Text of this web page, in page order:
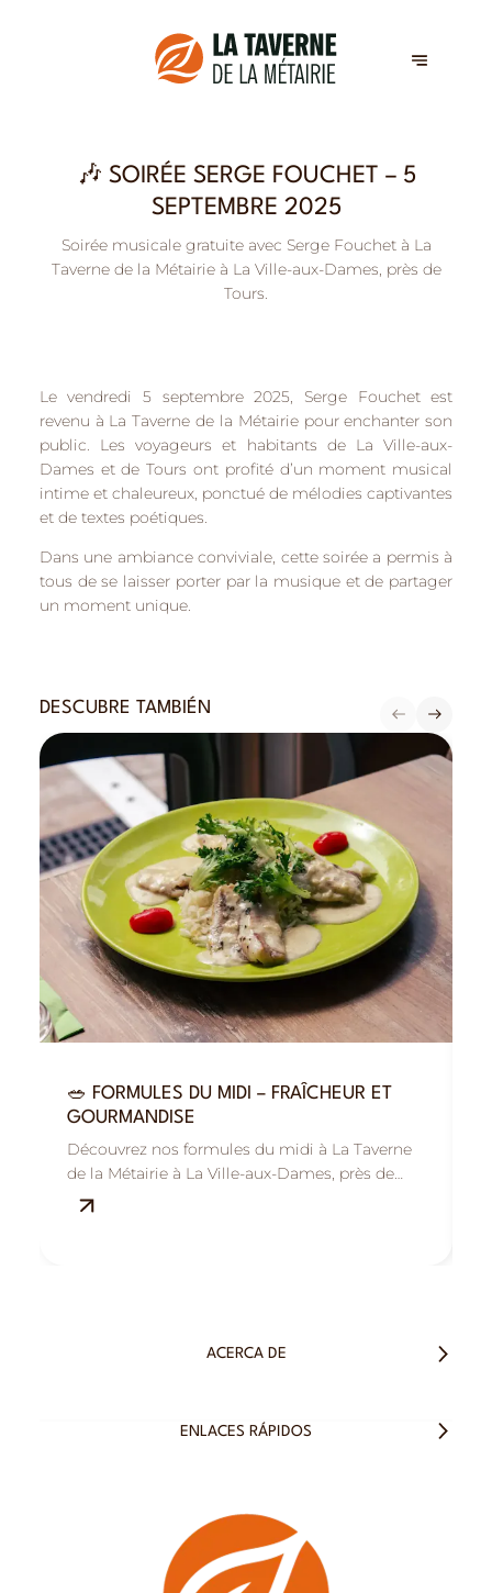
🎶 SOIRÉE SERGE FOUCHET – 5
SEPTEMBRE 2025
Soirée musicale gratuite avec Serge Fouchet à La
Taverne de la Métairie à La Ville-aux-Dames, près de
Tours.
Le vendredi 5 septembre 2025, Serge Fouchetest
revenu à La Taverne de la Métairie pour enchanter son
public. Les voyageurs et habitants de La Ville-aux-
Dames et deTours ont profité d’un moment musical
intime et chaleureux, ponctué de mélodies captivantes
et de textes poétiques.
Dans une ambiance conviviale, cette soirée a permis à
tous de se laisser porter par la musique et de partager
un moment unique.
DESCUBRE TAMBIÉN
🥗 FORMULES DU MIDI – FRAÎCHEUR ET
GOURMANDISE
Découvrez nos formules du midi à La Taverne
de la Métairie à La Ville-aux-Dames, près de
Tours : savoureuses, fraîches et équilibrées.
ACERCA DE
ENLACES RÁPIDOS